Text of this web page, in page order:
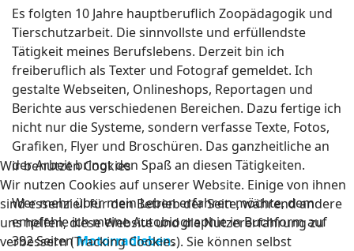
Es folgten 10 Jahre hauptberuflich Zoopädagogik und
Tierschutzarbeit. Die sinnvollste und erfüllendste
Tätigkeit meines Berufslebens. Derzeit bin ich
freiberuflich als Texter und Fotograf gemeldet. Ich
gestalte Webseiten, Onlineshops, Reportagen und
Berichte aus verschiedenen Bereichen. Dazu fertige ich
nicht nur die Systeme, sondern verfasse Texte, Fotos,
Grafiken, Flyer und Broschüren. Das ganzheitliche an
der Arbeit bringt den Spaß an diesen Tätigkeiten.
Wer mehr über mein Leben erfahren möchte, dem
empfehle ich meine Autobiographie in Buchform auf
392 SeitenMotorradleben.
Wir benutzen Cookies
Wir nutzen Cookies auf unserer Website. Einige von ihnen
sind essenziell für den Betrieb der Seite, während andere
uns helfen, diese Website und die Nutzererfahrung zu
verbessern (Tracking Cookies). Sie können selbst